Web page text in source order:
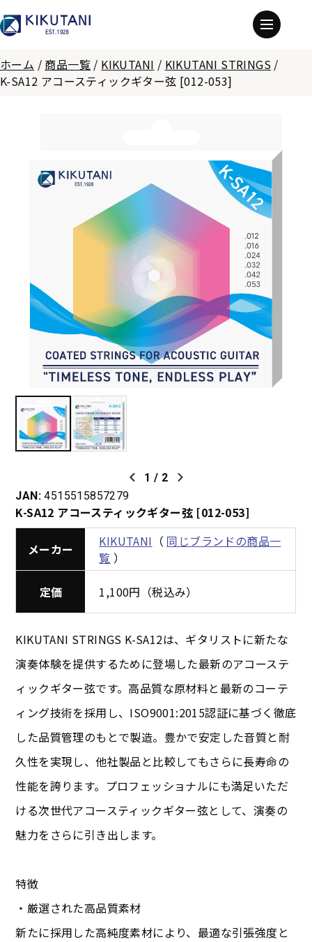
ホーム / 商品一覧 / KIKUTANI / KIKUTANI STRINGS /
K-SA12 アコースティックギター弦 [012-053]
1 / 2
JAN: 4515515857279
K-SA12 アコースティックギター弦 [012-053]
メーカー KIKUTANI （ 同じブランドの商品一
覧 ）
定価 1,100円（税込み）
KIKUTANI STRINGS K-SA12は、ギタリストに新たな
演奏体験を提供するために登場した最新のアコーステ
ィックギター弦です。高品質な原材料と最新のコーテ
ィング技術を採用し、ISO9001:2015認証に基づく徹底
した品質管理のもとで製造。豊かで安定した音質と耐
久性を実現し、他社製品と比較してもさらに長寿命の
性能を誇ります。プロフェッショナルにも満足いただ
ける次世代アコースティックギター弦として、演奏の
魅力をさらに引き出します。
特徴
・厳選された高品質素材
新たに採用した高純度素材により、最適な引張強度と